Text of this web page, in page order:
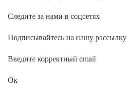
Следите за нами в соцсетях
Подписывайтесь на нашу рассылку
Введите корректный email
Ок